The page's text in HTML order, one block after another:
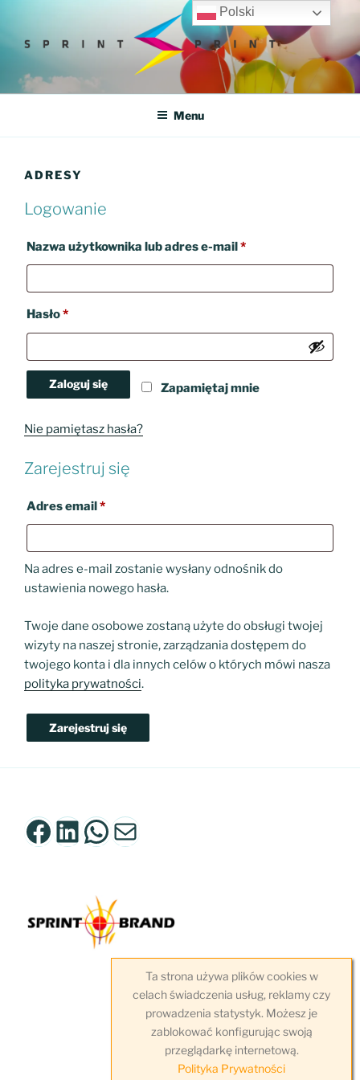
treści
SPRINTPRINT
Drukarnia Internetowa
Menu
ADRESY
Logowanie
Nazwa użytkownika lub adres e-mail*Wymagane
Hasło*Wymagane
Zapamiętaj mnie
Zaloguj się
Nie pamiętasz hasła?
Zarejestruj się
Adres email*Wymagane
Na adres e-mail zostanie wysłany odnośnik do
ustawienia nowego hasła.
Twoje dane osobowe zostaną użyte do obsługi twojej
wizyty na naszej stronie, zarządzania dostępem do
twojego konta i dla innych celów o których mówi nasza
polityka prywatności.
Zarejestruj się
Facebook
LinkedIn
WhatsApp
Mail
Ta strona używa plików cookies w
celach świadczenia usług, reklamy czy
prowadzenia statystyk. Możesz je
zablokować konfigurując swoją
przeglądarkę internetową.
Polityka Prywatności
Polski